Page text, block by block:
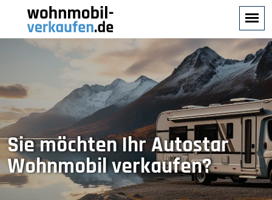
Sie möchten Ihr Autostar
Wohnmobil verkaufen?